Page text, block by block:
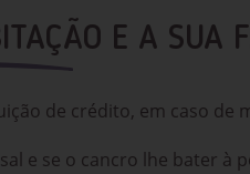
E A SUA
de crédito, em caso de
e se o cancro lhe bater à